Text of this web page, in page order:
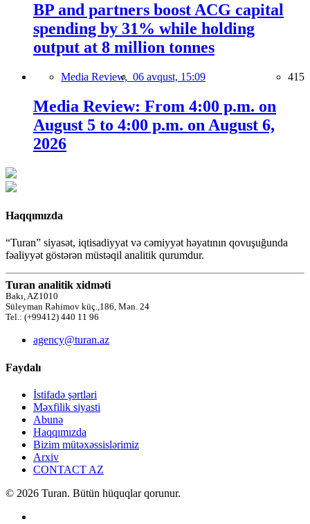
BP and partners boost ACG capital
spending by 31% while holding
output at 8 million tonnes
Media Review, 06 avqust, 15:09 415
Media Review: From 4:00 p.m. on
August 5 to 4:00 p.m. on August 6,
2026
Haqqımızda
“Turan” siyasət, iqtisadiyyat və cəmiyyət həyatının qovuşuğunda
fəaliyyət göstərən müstəqil analitik qurumdur.
Turan analitik xidməti
Bakı, AZ1010
Süleyman Rəhimov küç.,186, Mən. 24
Tel.: (+99412) 440 11 96
agency@turan.az
Faydalı
İstifadə şərtləri
Məxfilik siyasti
Abunə
Haqqımızda
Bizim mütəxəssislərimiz
Arxiv
CONTACT AZ
© 2026 Turan. Bütün hüquqlar qorunur.